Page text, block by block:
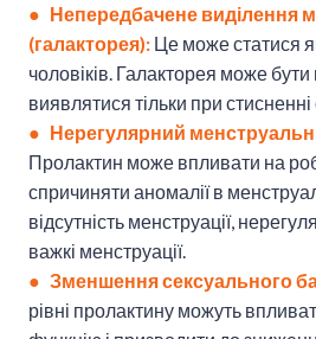
● Непередбачене виділення
(галакторея): Це може статися
чоловіків. Галакторея може
виявлятися тільки при стисненні
● Нерегулярний
Пролактин може впливати на
спричиняти аномалії в
відсутність менструації,
важкі менструації.
● Зменшення сексуального
рівні пролактину можуть